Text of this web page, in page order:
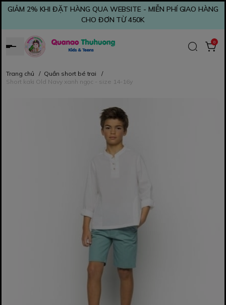
GIẢM 2% KHI ĐẶT HÀNG QUA WEBSITE - MIỄN PHÍ GIAO HÀNG
CHO ĐƠN TỪ 450K
0
Trang chủ / Quần short bé trai
/
Short kaki Old Navy xanh ngọc - size 14-16y